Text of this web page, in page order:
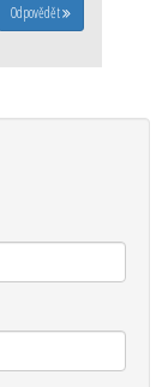
Odpovědět